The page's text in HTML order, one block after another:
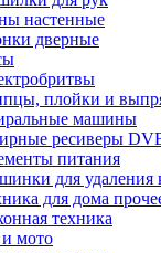
настенные
дверные
плойки и
машины
ресиверы
питания
для удаления
для дома
техника
и мото